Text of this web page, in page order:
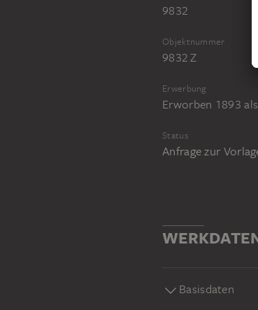
9832
Objektnummer
9832 Z
Erwerbung
Erworben 1893
Status
Anfrage zur
Basisdaten